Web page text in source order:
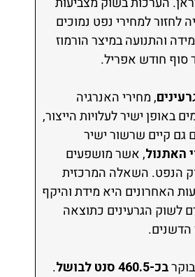
למחירי נפט נמוכים
במיצר הורמוז
אפריל.
, מחירי האנרגיה
ישיר לעלויות הייצור,
שרשור ישיר
, אשר מושפעים
השאלה המרכזית
היא מידת והיקף
כתוצאה
לבושל
.